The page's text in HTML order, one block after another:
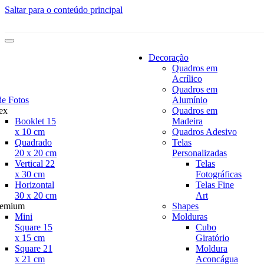
Saltar para o conteúdo principal
Fotos
Booklet 15
x 10 cm
Quadrado
20 x 20 cm
Vertical 22
x 30 cm
Horizontal
30 x 20 cm
Mini
Square 15
x 15 cm
Square 21
x 21 cm
Decoração
Quadros em
Acrílico
Quadros em
Alumínio
Quadros em
Madeira
Quadros Adesivo
Telas
Personalizadas
Telas
Fotográficas
Telas Fine
Art
Shapes
Molduras
Cubo
Giratório
Moldura
Aconcágua